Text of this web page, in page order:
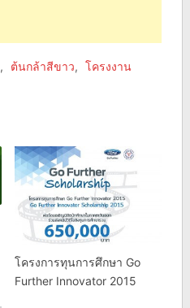
, ต้นกล้าสีขาว, โครงงาน
โครงการทุนการศึกษา Go
Further Innovator 2015